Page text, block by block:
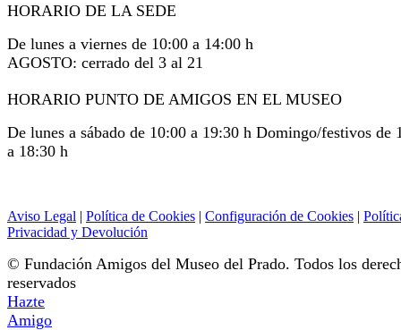
HORARIO DE LA SEDE
De lunes a viernes de 10:00 a 14:00 h
AGOSTO: cerrado del 3 al 21
HORARIO PUNTO DE AMIGOS EN EL MUSEO
De lunes a sábado de 10:00 a 19:30 h Domingo/festivos de
a 18:30 h
Aviso Legal | Política de Cookies | Configuración de Cookies |
Privacidad y Devolución
© Fundación Amigos del Museo del Prado. Todos los
reservados
Hazte
Amigo